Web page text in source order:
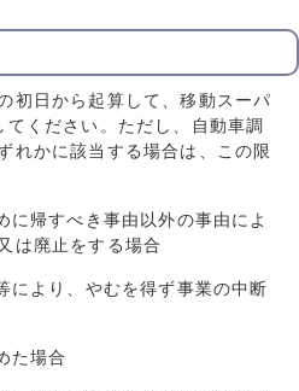
日から起算して、移動スーパ
ください。ただし、自動車調
れかに該当する場合は、この限
帰すべき事由以外の事由によ
は廃止をする場合
より、やむを得ず事業の中断
た場合